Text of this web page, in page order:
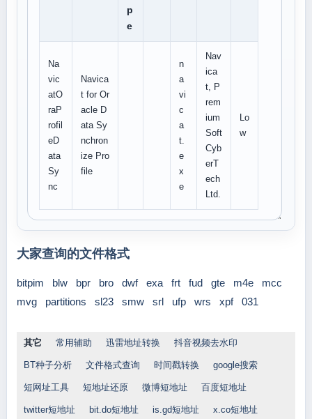
p
e
Na
vic
atO
raP
rofil
eD
ata
Sy
nc
Navica
t for Or
acle D
ata Sy
nchron
ize Pro
file
n
a
vi
c
a
t.
e
x
e
Nav
ica
t, P
rem
ium
Soft
Cyb
erT
ech
Ltd.
Lo
w
大家查询的文件格式
bitpim blw bpr bro dwf exa frt fud gte m4e
mcc
mvg
partitions sl23 smw srl ufp wrs xpf 031
其它 常用辅助 迅雷地址转换 抖音视频去水印
BT种子分析 文件格式查询 时间戳转换 google搜索
短网址工具 短地址还原 微博短地址 百度短地址
twitter短地址 bit.do短地址 is.gd短地址 x.co短地址